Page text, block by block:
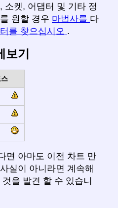
소켓, 어댑터 및 기타 정
원할 경우 마법사를 다
를 찾으십시오 .
기
면 아마도 이전 차트 만
실이 아니라면 계속해
을 발견 할 수 있습니